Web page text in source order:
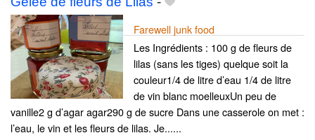
Farewell junk food
Les Ingrédients : 100 g de fleurs de
lilas (sans les tiges) quelque soit la
couleur1/4 de litre d’eau 1/4 de litre
de vin blanc moelleuxUn peu de
vanille2 g d’agar agar290 g de sucre Dans une casserole on met :
l’eau, le vin et les fleurs de lilas. Je......